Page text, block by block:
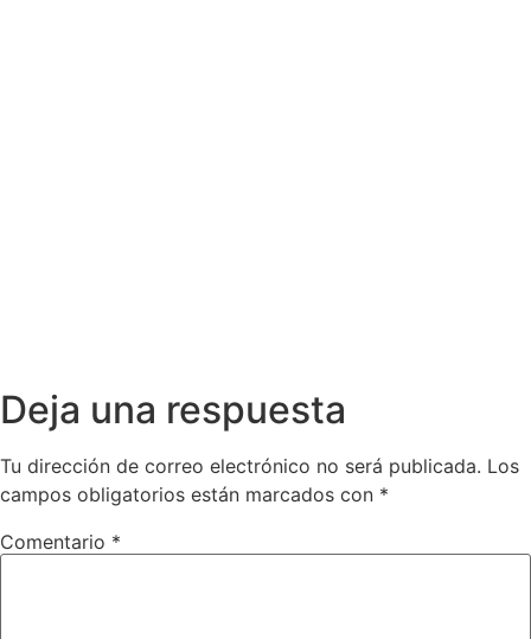
Deja una respuesta
Tu dirección de correo electrónico no será publicada. Los
campos obligatorios están marcados con *
Comentario *